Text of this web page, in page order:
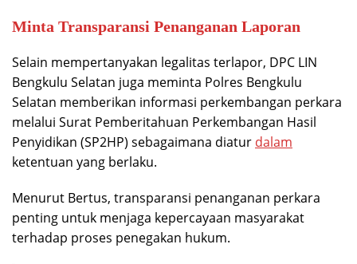
Minta Transparansi Penanganan Laporan
Selain mempertanyakan legalitas terlapor, DPC LIN
Bengkulu Selatan juga meminta Polres Bengkulu
Selatan memberikan informasi perkembangan perkara
melalui Surat Pemberitahuan Perkembangan Hasil
Penyidikan (SP2HP) sebagaimana diatur dalam
ketentuan yang berlaku.
Menurut Bertus, transparansi penanganan perkara
penting untuk menjaga kepercayaan masyarakat
terhadap proses penegakan hukum.